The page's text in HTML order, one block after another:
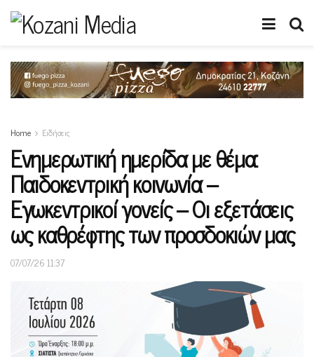
Home Ειδήσεις
Ενημερωτική ημερίδα με θέμα:
Παιδοκεντρική κοινωνία –
Εγωκεντρικοί γονείς – Οι εξετάσεις
ως καθρέφτης των προσδοκιών μας
07/07/26 11:37